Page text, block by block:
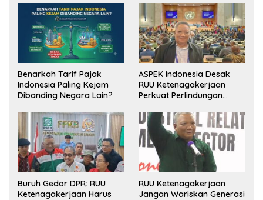
Benarkah Tarif Pajak
Indonesia Paling Kejam
Dibanding Negara Lain?
ASPEK Indonesia Desak
RUU Ketenagakerjaan
Perkuat Perlindungan
Pesangon
Buruh Gedor DPR: RUU
Ketenagakerjaan Harus
RUU Ketenagakerjaan
Jangan Wariskan Generasi